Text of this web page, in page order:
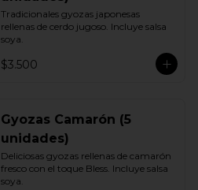
Tradicionales gyozas japonesas
rellenas de cerdo jugoso. Incluye salsa
soya.
$3.500
Gyozas Camarón (5
unidades)
Deliciosas gyozas rellenas de camarón
fresco con el toque Bless. Incluye salsa
soya.